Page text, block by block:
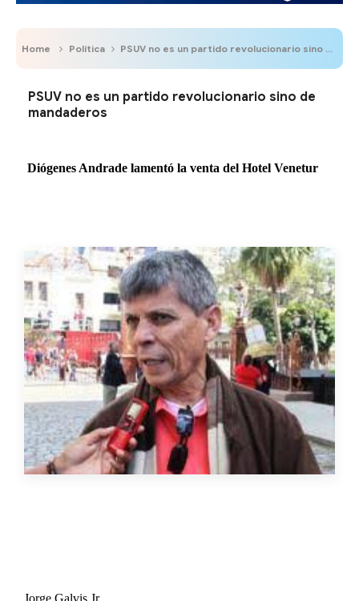
Home Política PSUV no es un partido revolucionario sino de mandaderos
PSUV no es un partido revolucionario sino de
mandaderos
Diógenes Andrade lamentó la venta del Hotel Venetur
Jorge Galvis Jr